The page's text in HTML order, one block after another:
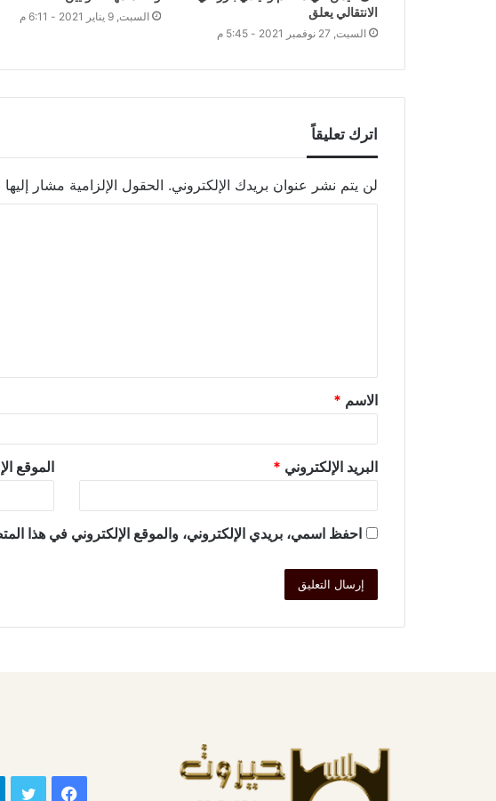
الانتقالي يعلق
السبت, 27 نوفمبر 2021 - 5:45 م
السبت, 9 يناير 2021 - 6:11 م
اترك تعليقاً
لن يتم نشر عنوان بريدك الإلكتروني. الحقول الإلزامية مشار إليها
الاسم *
البريد الإلكتروني * الموقع
احفظ اسمي، بريدي الإلكتروني، والموقع الإلكتروني في هذا
فيسبوك